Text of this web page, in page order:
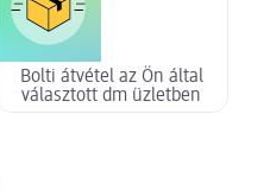
Bolti átvétel az Ön által
választott dm üzletben